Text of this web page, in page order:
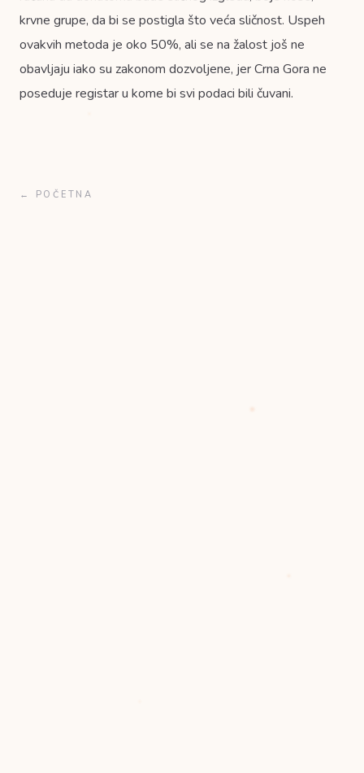
krvne grupe, da bi se postigla što veća sličnost. Uspeh
ovakvih metoda je oko 50%, ali se na žalost još ne
obavljaju iako su zakonom dozvoljene, jer Crna Gora ne
poseduje registar u kome bi svi podaci bili čuvani.
← POČETNA